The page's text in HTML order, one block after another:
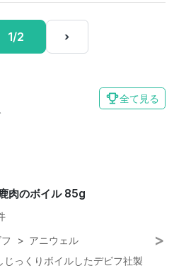
1/2 ›
全て見る
肉のボイル 85g
> アニウェル
っくりボイルしたデビフ社製